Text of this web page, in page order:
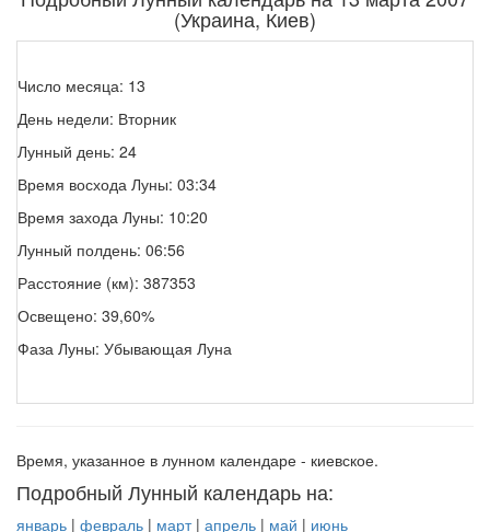
(Украина, Киев)
Число месяца: 13
День недели: Вторник
Лунный день: 24
Время восхода Луны: 03:34
Время захода Луны: 10:20
Лунный полдень: 06:56
Расстояние (км): 387353
Освещено: 39,60%
Фаза Луны: Убывающая Луна
Время, указанное в лунном календаре - киевское.
Подробный Лунный календарь на:
январь | февраль | март| апрель | май | июнь